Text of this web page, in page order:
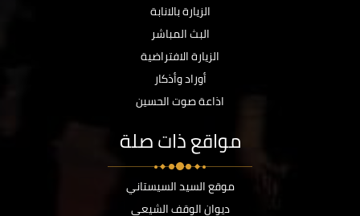
الزيارة بالانابة
البث المباشر
الزيارة الافتراضية
أوراد وأذكار
اذاعة صوت الحسين
مواقع ذات صلة
موقع السيد السيستاني
ديوان الوقف الشيعي